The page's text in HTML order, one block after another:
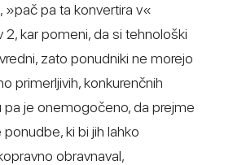
»pač pa ta konvertira v«
kar pomeni, da si tehnološki
zato ponudniki ne morejo
primerljivih, konkurenčnih
pa je onemogočeno, da prejme
ki bi jih lahko
obravnaval,